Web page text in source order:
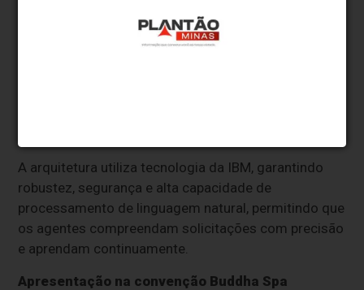
objetivo é simples: organizar melhor a operação,
elevar o nível de atendimento e apoiar o crescimento
A arquitetura utiliza tecnologia da IBM, garantindo
robustez, segurança e alta capacidade de
processamento de linguagem natural, permitindo que
os agentes compreendam solicitações com precisão
e aprendam continuamente.
Apresentação na convenção Buddha Spa